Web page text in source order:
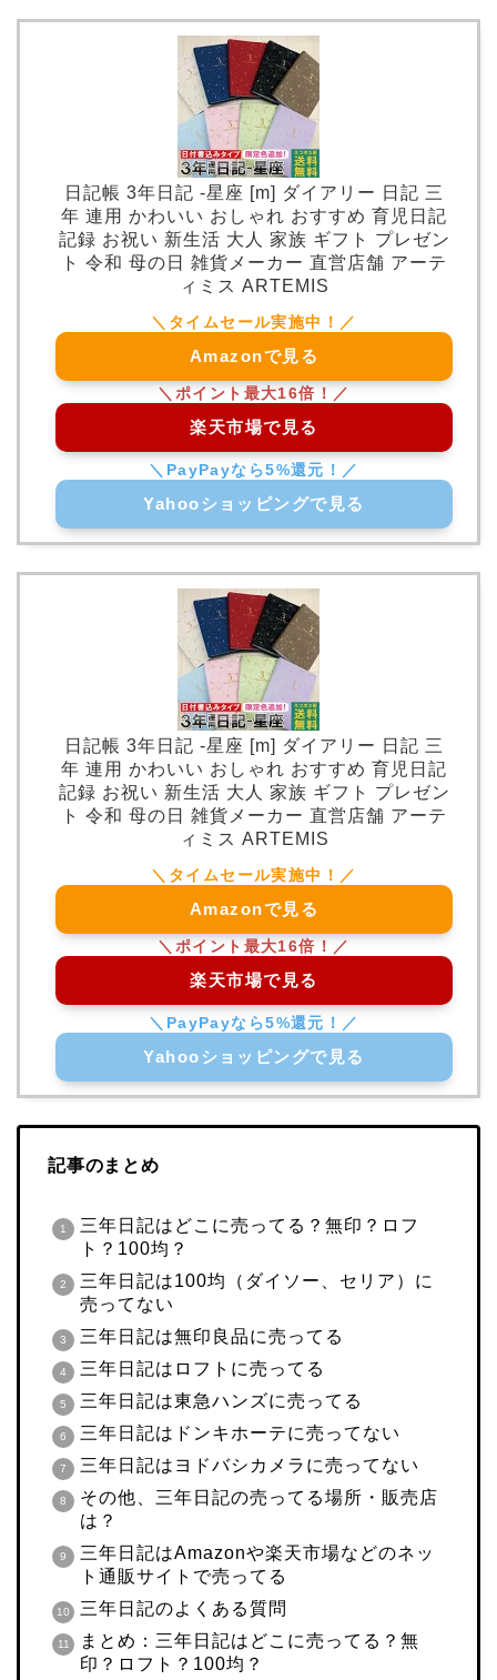
日記帳 3年日記 -星座 [m] ダイアリー 日記 三
年 連用 かわいい おしゃれ おすすめ 育児日記
記録 お祝い 新生活 大人 家族 ギフト プレゼン
ト 令和 母の日 雑貨メーカー 直営店舗 アーテ
ィミス ARTEMIS
Amazonで見る
楽天市場で見る
Yahooショッピングで見る
日記帳 3年日記 -星座 [m] ダイアリー 日記 三
年 連用 かわいい おしゃれ おすすめ 育児日記
記録 お祝い 新生活 大人 家族 ギフト プレゼン
ト 令和 母の日 雑貨メーカー 直営店舗 アーテ
ィミス ARTEMIS
Amazonで見る
楽天市場で見る
Yahooショッピングで見る
記事のまとめ
三年日記はどこに売ってる？無印？ロフ
ト？100均？
三年日記は100均（ダイソー、セリア）に
売ってない
三年日記は無印良品に売ってる
三年日記はロフトに売ってる
三年日記は東急ハンズに売ってる
三年日記はドンキホーテに売ってない
三年日記はヨドバシカメラに売ってない
その他、三年日記の売ってる場所・販売店
は？
三年日記はAmazonや楽天市場などのネッ
ト通販サイトで売ってる
三年日記のよくある質問
まとめ：三年日記はどこに売ってる？無
印？ロフト？100均？